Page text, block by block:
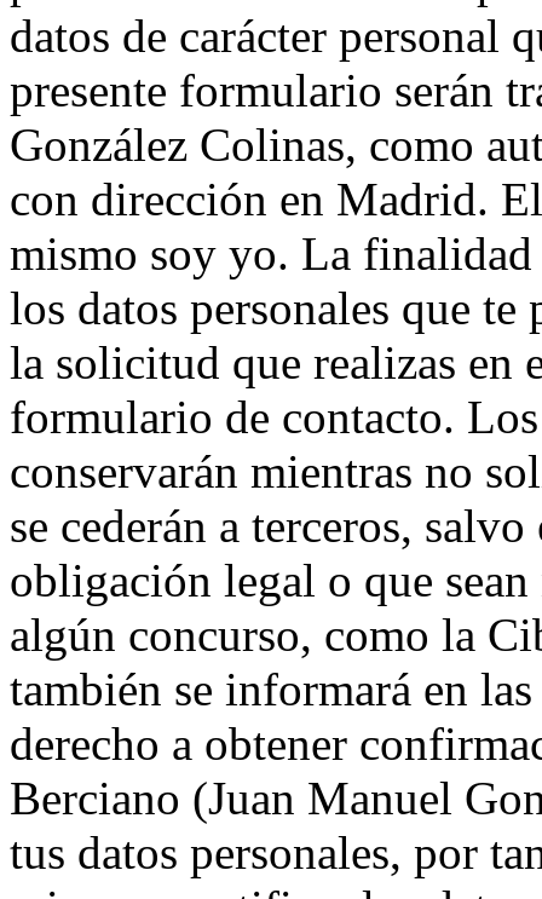
datos de carácter personal
presente formulario serán
González Colinas, como
con dirección en Madrid.
mismo soy yo. La
los datos personales que te
la solicitud que realizas en
formulario de contacto.
conservarán mientras no
se cederán a terceros,
obligación legal o que
algún concurso, como la
también se informará en
derecho a obtener
Berciano (Juan Manuel
tus datos personales, por